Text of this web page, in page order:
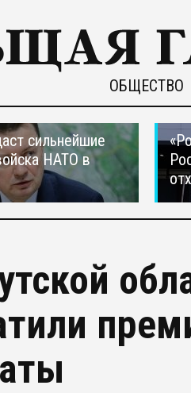
ОБЩЕСТВО
сильнейшие
НАТО в